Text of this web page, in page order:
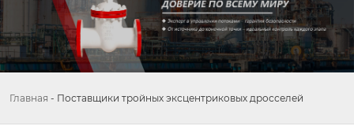
Главная - Поставщики тройных эксцентриковых дросселей